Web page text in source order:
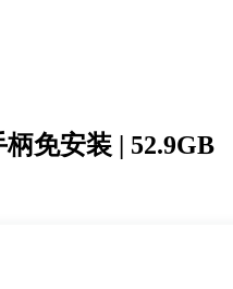
免安装 | 52.9GB